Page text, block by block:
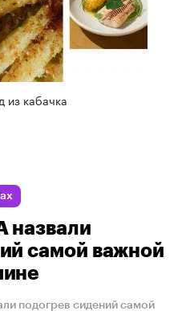
кабачка
назвали
самой важной
подогрев сидений самой